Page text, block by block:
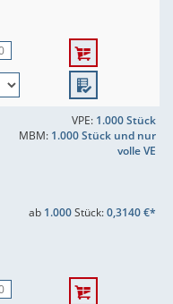
VPE: 1.000 Stück
MBM: 1.000 Stück und nur
volle VE
ab 1.000Stück:0,3140 €*